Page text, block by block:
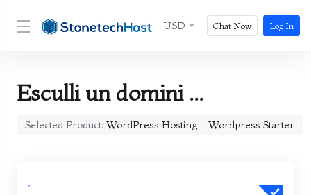
USD Chat Now Log In
Esculli un domini ...
Selected Product: WordPress Hosting - Wordpress Starter